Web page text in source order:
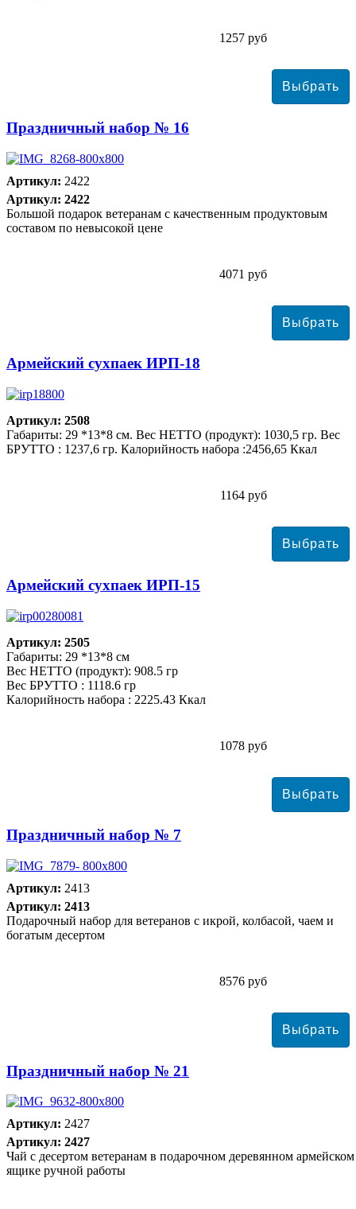
1257 руб
Праздничный набор № 16
Артикул: 2422
Артикул: 2422
Большой подарок ветеранам с качественным продуктовым
составом по невысокой цене
4071 руб
Армейский сухпаек ИРП-18
Артикул: 2508
Габариты: 29 *13*8 см. Вес НЕТТО (продукт): 1030,5 гр. Вес
БРУТТО : 1237,6 гр. Калорийность набора :2456,65 Ккал
1164 руб
Армейский сухпаек ИРП-15
Артикул: 2505
Габариты: 29 *13*8 см
Вес НЕТТО (продукт): 908.5 гр
Вес БРУТТО : 1118.6 гр
Калорийность набора : 2225.43 Ккал
1078 руб
Праздничный набор № 7
Артикул: 2413
Артикул: 2413
Подарочный набор для ветеранов с икрой, колбасой, чаем и
богатым десертом
8576 руб
Праздничный набор № 21
Артикул: 2427
Артикул: 2427
Чай с десертом ветеранам в подарочном деревянном армейском
ящике ручной работы